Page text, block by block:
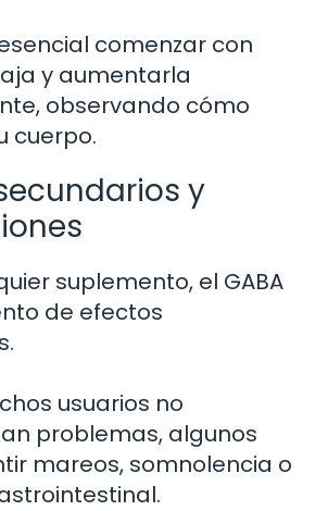
comenzar con
y aumentarla
observando cómo
cuerpo.
y
suplemento, el GABA
de efectos
usuarios no
problemas, algunos
mareos, somnolencia o